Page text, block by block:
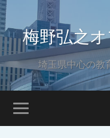
梅野弘之
埼玉県中心の教